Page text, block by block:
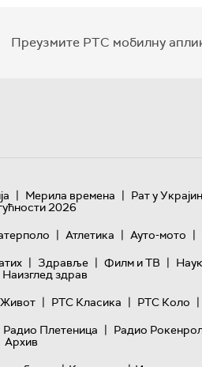
Преузмите РТС мобилну
| Мерила времена | Рат у
2026
| Атлетика | Ауто-мото |
| Здравље | Филм и ТВ |
Наизглед здрав
| РТС Класика | РТС Коло |
Радио Плетеница | Радио
Архив